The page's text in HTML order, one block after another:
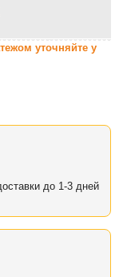
уточняйте у
до 1-3 дней